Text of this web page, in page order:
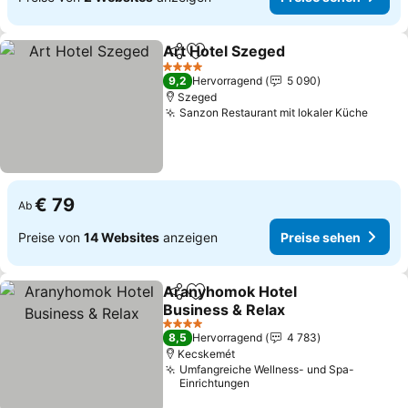
TeilenZu Favoriten hinzufügen
Art Hotel Szeged
4 Sterne
9,2 Hervorragend
5 090
Szeged
Sanzon Restaurant mit lokaler Küche
Ab € 79
Preise von 14 Websites anzeigen Preise sehen
TeilenZu Favoriten hinzufügen
Aranyhomok Hotel
Business & Relax
Preise sehen
4 Sterne
8,5 Hervorragend
4 783
Kecskemét
Umfangreiche Wellness- und Spa-
Einrichtungen